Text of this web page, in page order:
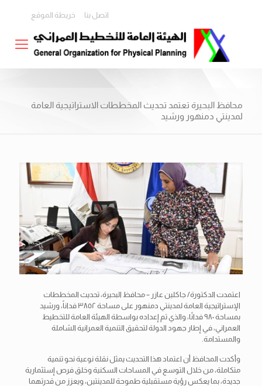
اتصل بنا خريطة الموقع
محافظ البحيرة تعتمد تحديث المخططات الاستراتيجية العامة
لمدينتي دمنهور ورشيد
اعتمدت الدكتورة/ جاكلين عازر – محافظ البحيرة، تحديث المخططات
الإستراتيجية العامة لمدينتي دمنهور على مساحة ٣٨٥٢ فداناً، ورشيد
بمساحة ٩٨٠ فدانًا، والذي تم إعداده بواسطة الهيئة العامة للتخطيط
العمراني، في إطار جهود الدولة لتحقيق التنمية العمرانية الشاملة
والمستدامة.
وأكدت المحافظ أن اعتماد هذا التحديث يمثل نقلة نوعية نحو تنمية
متكاملة، من خلال التوسع في المساحات السكنية وخلق فرص إستثمارية
جديدة، بما يعكس رؤية مستقبلية طموحة للمدينتين، ويعزز من قدرتهما